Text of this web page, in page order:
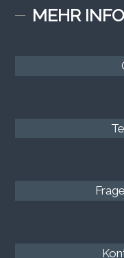
MEHR